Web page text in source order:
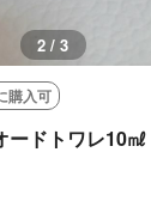
2 / 3
購入可
ドトワレ10㎖